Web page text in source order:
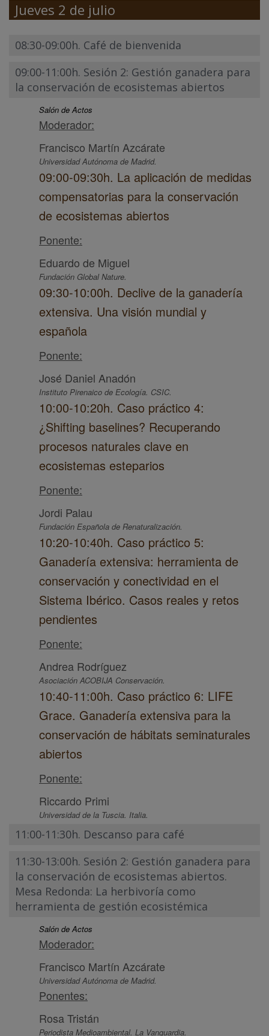
Jueves 2 de julio
08:30-09:00h. Café de bienvenida
09:00-11:00h. Sesión 2: Gestión ganadera para
la conservación de ecosistemas abiertos
Salón de Actos
Moderador:
Francisco Martín Azcárate
Universidad Autónoma de Madrid.
09:00-09:30h. La aplicación de medidas
compensatorias para la conservación
de ecosistemas abiertos
Ponente:
Eduardo de Miguel
Fundación Global Nature.
09:30-10:00h. Declive de la ganadería
extensiva. Una visión mundial y
española
Ponente:
José Daniel Anadón
Instituto Pirenaico de Ecología. CSIC.
10:00-10:20h. Caso práctico 4:
¿Shifting baselines? Recuperando
procesos naturales clave en
ecosistemas esteparios
Ponente:
Jordi Palau
Fundación Española de Renaturalización.
10:20-10:40h. Caso práctico 5:
Ganadería extensiva: herramienta de
conservación y conectividad en el
Sistema Ibérico. Casos reales y retos
pendientes
Ponente:
Andrea Rodríguez
Asociación ACOBIJA Conservación.
10:40-11:00h. Caso práctico 6: LIFE
Grace. Ganadería extensiva para la
conservación de hábitats seminaturales
abiertos
Ponente:
Riccardo Primi
Universidad de la Tuscia. Italia.
11:00-11:30h. Descanso para café
11:30-13:00h. Sesión 2: Gestión ganadera para
la conservación de ecosistemas abiertos.
Mesa Redonda: La herbivoría como
herramienta de gestión ecosistémica
Salón de Actos
Moderador:
Francisco Martín Azcárate
Universidad Autónoma de Madrid.
Ponentes:
Rosa Tristán
Periodista Medioambiental. La Vanguardia.